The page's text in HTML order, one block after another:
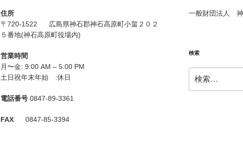
ン
住所
〒720-1522 広島県神石郡神石高原町小畠２０２
５番地(神石高原町役場内)
営業時間
月〜金: 9:00 AM – 5:00 PM
土日祝年末年始 :休日
電話番号 0847-89-3361
FAX 0847-85-3394
一般財団法人 神
検索
索: